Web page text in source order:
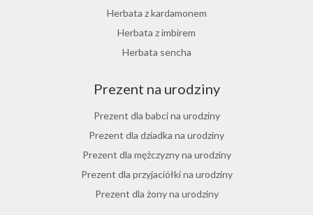
Herbata z lukrecji
Herbata z rokitnika
Herbata jesienna
Herbata z kardamonem
Herbata z imbirem
Herbata sencha
Herbata jaśminowa
Herbata jasminowa
Herbata rumiankowa
Koper włoski herbata
Herbata z goździkami
Herbata z cynamonem
Prezent na urodziny
Prezent dla babci na urodziny
Prezent dla dziadka na urodziny
Prezent dla mężczyzny na urodziny
Prezent dla przyjaciółki na urodziny
Prezent dla żony na urodziny